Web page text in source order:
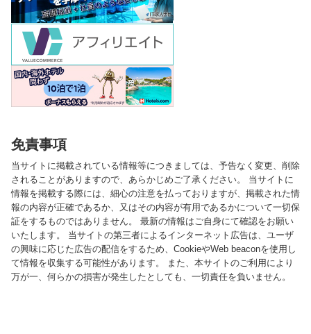
免責事項
当サイトに掲載されている情報等につきましては、予告なく変更、削除
されることがありますので、あらかじめご了承ください。 当サイトに
情報を掲載する際には、細心の注意を払っておりますが、掲載された情
報の内容が正確であるか、又はその内容が有用であるかについて一切保
証をするものではありません。 最新の情報はご自身にて確認をお願い
いたします。 当サイトの第三者によるインターネット広告は、ユーザ
の興味に応じた広告の配信をするため、CookieやWeb beaconを使用し
て情報を収集する可能性があります。 また、本サイトのご利用により
万が一、何らかの損害が発生したとしても、一切責任を負いません。